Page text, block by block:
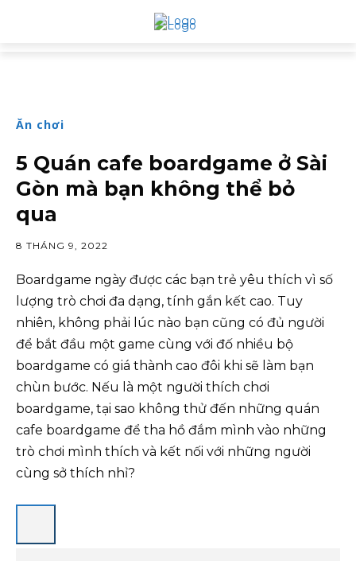
Ăn chơi
5 Quán cafe boardgame ở Sài
Gòn mà bạn không thể bỏ
qua
8 THÁNG 9, 2022
Boardgame ngày được các bạn trẻ yêu thích vì số
lượng trò chơi đa dạng, tính gắn kết cao. Tuy
nhiên, không phải lúc nào bạn cũng có đủ người
để bắt đầu một game cùng với đố nhiều bộ
boardgame có giá thành cao đôi khi sẽ làm bạn
chùn bước. Nếu là một người thích chơi
boardgame, tại sao không thử đến những quán
cafe boardgame để tha hồ đắm mình vào những
trò chơi mình thích và kết nối với những người
cùng sở thích nhỉ?